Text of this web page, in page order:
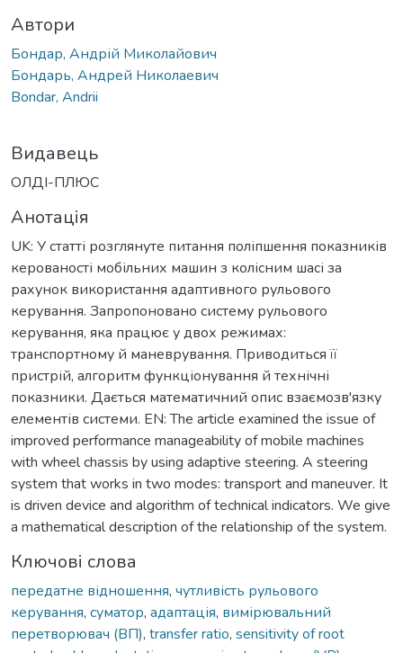
Автори
Бондар, Андрій Миколайович
Бондарь, Андрей Николаевич
Bondar, Andrii
Видавець
ОЛДІ-ПЛЮС
Анотація
UK: У статті розглянуте питання поліпшення показників
керованості мобільних машин з колісним шасі за
рахунок використання адаптивного рульового
керування. Запропоновано систему рульового
керування, яка працює у двох режимах:
транспортному й маневрування. Приводиться її
пристрій, алгоритм функціонування й технічні
показники. Дається математичний опис взаємозв'язку
елементів системи. EN: The article examined the issue of
improved performance manageability of mobile machines
with wheel chassis by using adaptive steering. A steering
system that works in two modes: transport and maneuver. It
is driven device and algorithm of technical indicators. We give
a mathematical description of the relationship of the system.
Ключові слова
передатне відношення, чутливість рульового
керування, суматор, адаптація, вимірювальний
перетворювач (ВП), transfer ratio, sensitivity of root